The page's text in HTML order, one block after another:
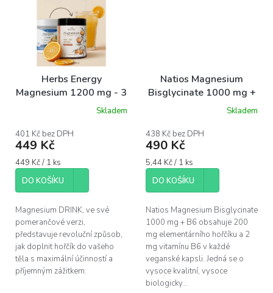
Herbs Energy
Magnesium 1200 mg - 3
formy hořčíku, pomeranč,
produktu
je
z
hvězdiček.
Skladem
401 Kč bez DPH
449 Kč
Měrná
cena:
449 Kč / 1 ks
DO KOŠÍKU
Magnesium DRINK, ve své
pomerančové verzi,
představuje revoluční způsob,
jak doplnit hořčík do vašeho
těla s maximální účinností a
příjemným zážitkem.
Natios Magnesium
Bisglycinate 1000 mg +
B6, 90 kapslíSkladem
438 Kč bez DPH
490 Kč
Měrná
cena:
5,44 Kč / 1 ks
DO KOŠÍKU
Natios Magnesium Bisglycinate
1000 mg + B6 obsahuje 200
mg elementárního hořčíku a 2
mg vitamínu B6 v každé
veganské kapsli. Jedná se o
vysoce kvalitní, vysoce
biologicky...